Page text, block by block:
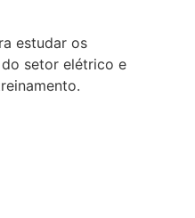
estudar os
setor elétrico e